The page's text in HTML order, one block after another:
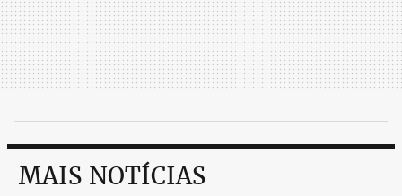
MAIS NOTÍCIAS